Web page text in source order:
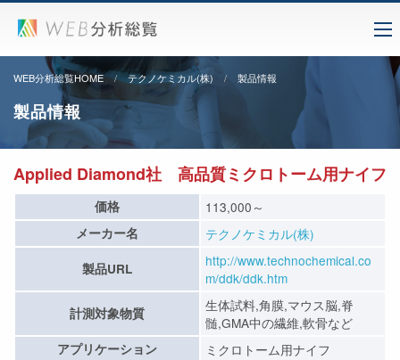
WEB分析総覧HOME テクノケミカル(株) 製品情報
製品情報
Applied Diamond社 高品質ミクロトーム用ナイフ
価格 113,000～
メーカー名 テクノケミカル(株)
製品URL
http://www.technochemical.co
m/ddk/ddk.htm
計測対象物質
生体試料,角膜,マウス脳,脊
髄,GMA中の繊維,軟骨など
アプリケーション ミクロトーム用ナイフ